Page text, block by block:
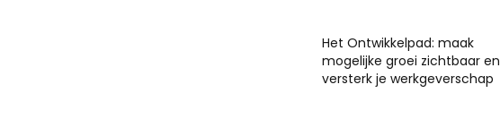
Het Ontwikkelpad: maak
mogelijke groei zichtbaar en
versterk je werkgeverschap